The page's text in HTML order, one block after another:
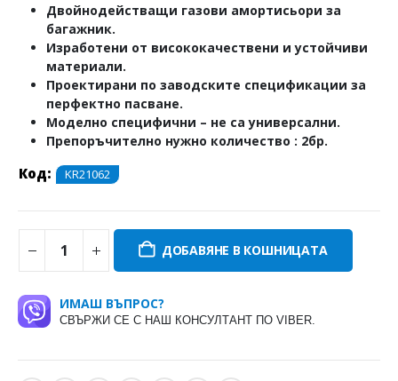
Двойнодействащи газови амортисьори за
багажник.
Изработени от висококачествени и устойчиви
материали.
Проектирани по заводските спецификации за
перфектно пасване.
Моделно специфични – не са универсални.
Препоръчително нужно количество : 2бр.
Код: KR21062
ДОБАВЯНЕ В КОШНИЦАТА
ИМАШ ВЪПРОС?
СВЪРЖИ СЕ С НАШ КОНСУЛТАНТ ПО VIBER.